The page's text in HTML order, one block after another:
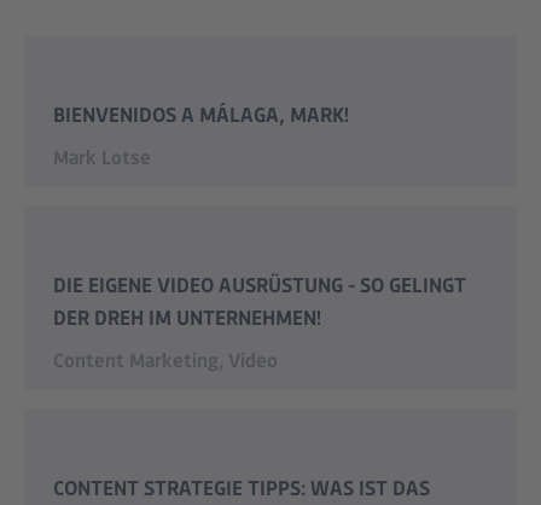
BIENVENIDOS A MÁLAGA, MARK!
Mark Lotse
DIE EIGENE VIDEO AUSRÜSTUNG - SO GELINGT
DER DREH IM UNTERNEHMEN!
Content Marketing, Video
CONTENT STRATEGIE TIPPS: WAS IST DAS